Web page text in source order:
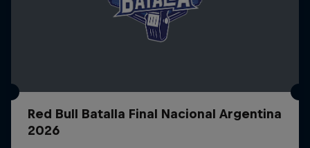
Red Bull Batalla Final Nacional Argentina
2026